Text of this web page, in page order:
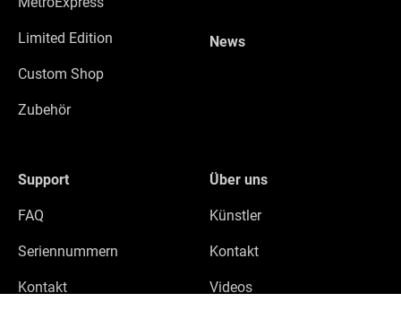
Limited Edition
Custom Shop
Zubehör
News
Support
FAQ
Seriennummern
Kontakt
Über uns
Künstler
Kontakt
Videos